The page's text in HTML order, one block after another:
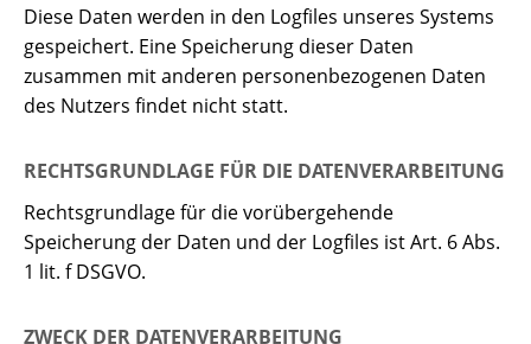
Diese Daten werden in den Logfiles unseres Systems
gespeichert. Eine Speicherung dieser Daten
zusammen mit anderen personenbezogenen Daten
des Nutzers findet nicht statt.
RECHTSGRUNDLAGE FÜR DIE DATENVERARBEITUNG
Rechtsgrundlage für die vorübergehende
Speicherung der Daten und der Logfiles ist Art. 6 Abs.
1 lit. f DSGVO.
ZWECK DER DATENVERARBEITUNG